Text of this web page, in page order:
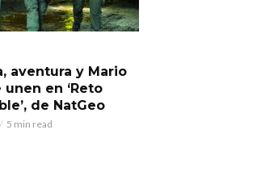
aventura y Mario
unen en ‘Reto
de NatGeo
5 min read